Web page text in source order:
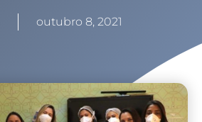
outubro 8, 2021